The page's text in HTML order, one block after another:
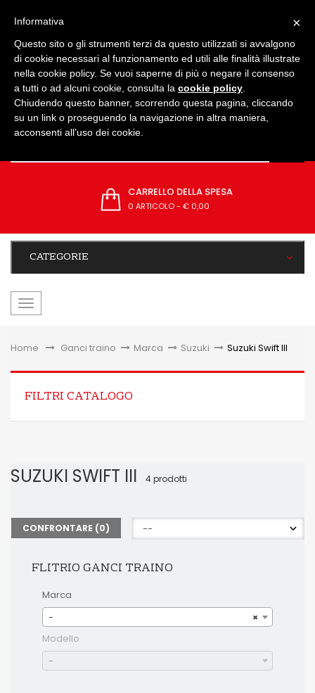
CARRELLO DELLA SPESA
0 ARTICOLO- € 0,00
CATEGORIE
navigazione
Home &gt;Ganci traino > Marca > Suzuki > Suzuki Swift III
FILTRI CATALOGO
SUZUKI SWIFT III 4 prodotti
CONFRONTARE (0)
FLITRIO GANCI TRAINO
Marca
×
-
Modello
-
×
Informativa
Questo sito o gli strumenti terzi da questo utilizzati si avvalgono
di cookie necessari al funzionamento ed utili alle finalità illustrate
nella cookie policy. Se vuoi saperne di più o negare il consenso
a tutti o ad alcuni cookie, consulta la cookie policy
Chiudendo questo banner, scorrendo questa pagina, cliccando
su un link o proseguendo la navigazione in altra maniera,
acconsenti all’uso dei cookie.